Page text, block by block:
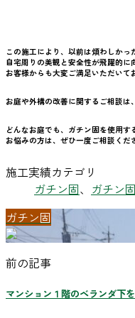
この施工により、以前は煩わしかっ
自宅周りの美観と安全性が飛躍的に
お客様からも大変ご満足いただいて
お庭や外構の改善に関するご相談は
どんなお庭でも、ガチン固を使用
お悩みの方は、ぜひ一度ご相談くだ
施工実績カテゴリ
ガチン固、 ガチン
ガチン固
前の記事
マンション１階のベランダ下